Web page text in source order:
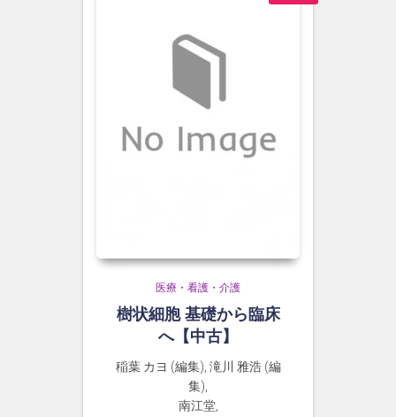
医療・看護・介護
樹状細胞 基礎から臨床
へ【中古】
稲葉 カヨ (編集), 滝川 雅浩 (編
集),
南江堂,